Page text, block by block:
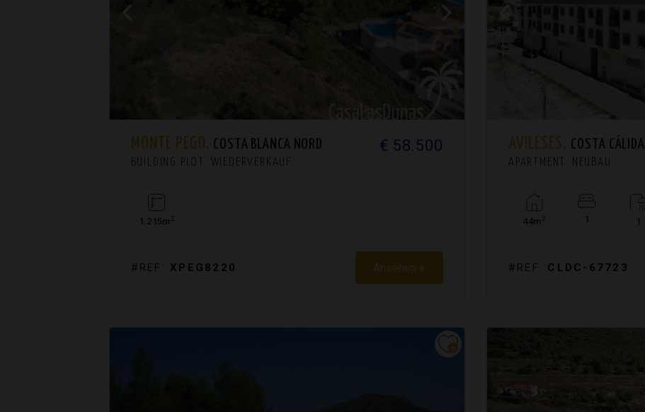
MONTE PEGO. COSTA BLANCA NORD
BUILDING PLOT. WIEDERVERKAUF
€ 58.500
1.215m 2
#REF: XPEG8220 Ansehen +
AVILESES. COSTA CÁLIDA
APARTMENT. NEUBAU
44m 2 1 1
#REF: CLDC-67723